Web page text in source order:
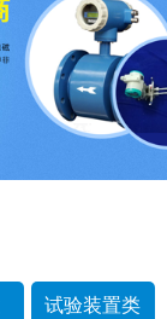
试验装置类